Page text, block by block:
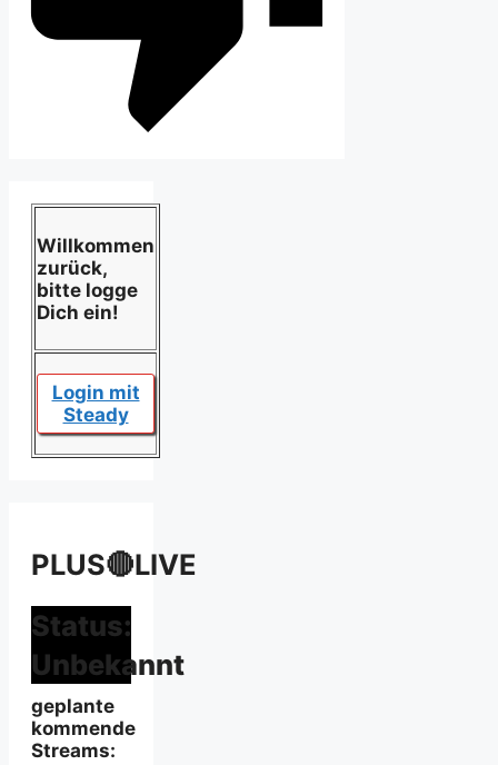
Willkommen
zurück,
bitte logge
Dich ein!
Login mit
Steady
PLUS🔴LIVE
Status:
Unbekannt
geplante
kommende
Streams: